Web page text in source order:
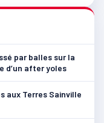
par balles sur la
d’un after yoles
aux Terres Sainville